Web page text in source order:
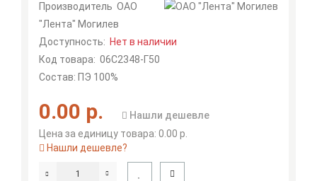
Производитель ОАО
"Лента" Могилев
Доступность: Нет в наличии
Код товара: 06С2348-Г50
Состав: ПЭ 100%
0.00 р.
Нашли дешевле
Цена за единицу товара: 0.00 р.
Нашли дешевле?